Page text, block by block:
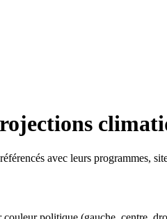
avec leurs programmes,